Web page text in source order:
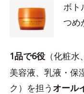
ボト
つめ
1品で6役 （化粧
美容液、乳液・保
ク）を担う オール